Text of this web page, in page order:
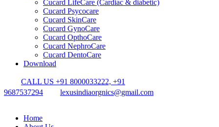
Cucard LifeCare (Cardiac & diabetic)
Cucard Psycocare
Cucard SkinCare
Cucard GynoCare
Cucard OpthoCare
Cucard NephroCare
Cucard DentoCare
Download
CALL US +91 8000033222, +91
9687537294
lexusindiaorgnics@gmail.com
Home